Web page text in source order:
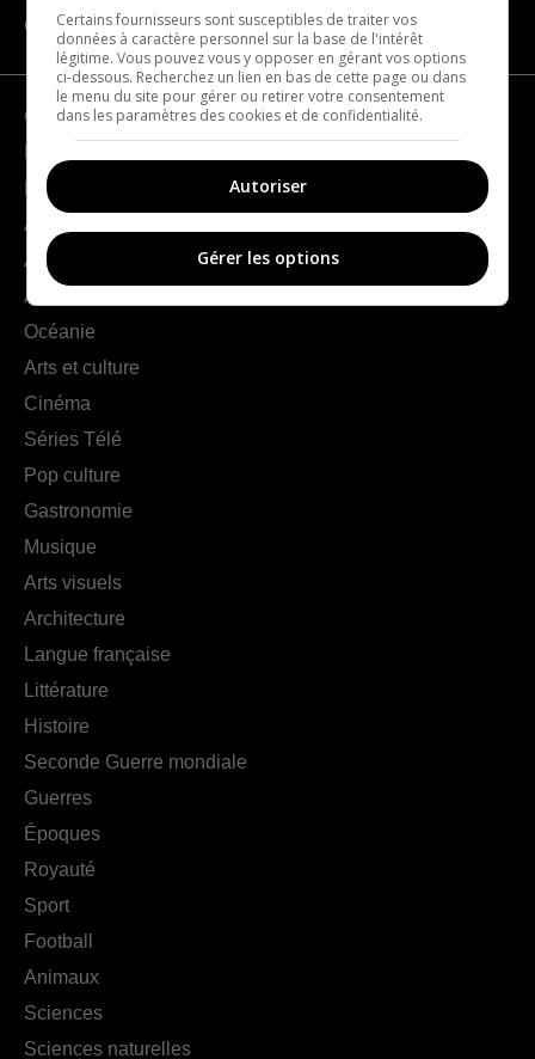
CATÉGORIES
Géographie
Europe
Amériques
Asie
Afrique
Océanie
Arts et culture
Cinéma
Séries Télé
Pop culture
Gastronomie
Musique
Arts visuels
Architecture
Langue française
Littérature
Histoire
Seconde Guerre mondiale
Guerres
Époques
Royauté
Sport
Football
Animaux
Sciences
Sciences naturelles
Certains fournisseurs sont susceptibles de traiter vos
données à caractère personnel sur la base de l'intérêt
légitime. Vous pouvez vous y opposer en gérant vos options
ci-dessous. Recherchez un lien en bas de cette page ou dans
le menu du site pour gérer ou retirer votre consentement
dans les paramètres des cookies et de confidentialité.
Autoriser
Gérer les options